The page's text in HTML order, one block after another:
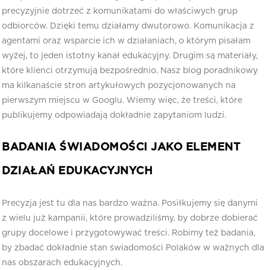
precyzyjnie dotrzeć z komunikatami do właściwych grup
odbiorców. Dzięki temu działamy dwutorowo. Komunikacja z
agentami oraz wsparcie ich w działaniach, o którym pisałam
wyżej, to jeden istotny kanał edukacyjny. Drugim są materiały,
które klienci otrzymują bezpośrednio. Nasz blog poradnikowy
ma kilkanaście stron artykułowych pozycjonowanych na
pierwszym miejscu w Googlu. Wiemy więc, że treści, które
publikujemy odpowiadają dokładnie zapytaniom ludzi.
BADANIA ŚWIADOMOŚCI JAKO ELEMENT
DZIAŁAŃ EDUKACYJNYCH
Precyzja jest tu dla nas bardzo ważna. Posiłkujemy się danymi
z wielu już kampanii, które prowadziliśmy, by dobrze dobierać
grupy docelowe i przygotowywać treści. Robimy też badania,
by zbadać dokładnie stan świadomości Polaków w ważnych dla
nas obszarach edukacyjnych.